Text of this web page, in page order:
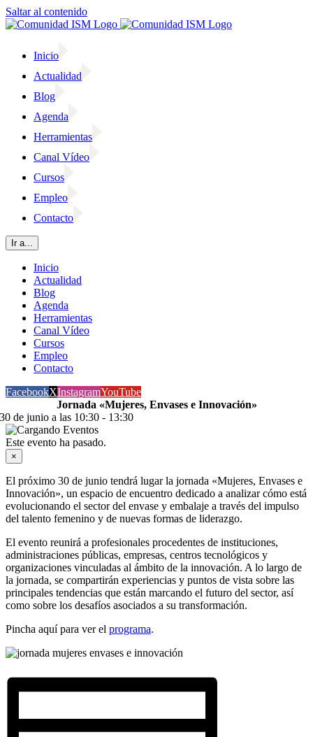
Saltar al contenido
Inicio
Actualidad
Blog
Agenda
Herramientas
Canal Vídeo
Cursos
Empleo
Contacto
Ir a...
Inicio
Actualidad
Blog
Agenda
Herramientas
Canal Vídeo
Cursos
Empleo
Contacto
FacebookXInstagramYouTube
Jornada «Mujeres, Envases e Innovación»
30 de junio a las 10:30 - 13:30
Este evento ha pasado.
×
El próximo 30 de junio tendrá lugar la jornada «Mujeres, Envases e
Innovación», un espacio de encuentro dedicado a analizar cómo está
evolucionando el sector del envase y embalaje a través del impulso
del talento femenino y de nuevas formas de liderazgo.
El evento reunirá a profesionales procedentes de instituciones,
administraciones públicas, empresas, centros tecnológicos y
organizaciones vinculadas al ámbito de la innovación. A lo largo de
la jornada, se compartirán experiencias y puntos de vista sobre las
principales tendencias que están marcando el futuro del sector, así
como sobre los desafíos asociados a su transformación.
Pincha aquí para ver el programa.